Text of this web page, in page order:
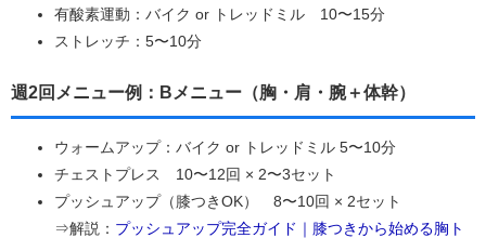
有酸素運動：バイク or トレッドミル 10〜15分
ストレッチ：5〜10分
週2回メニュー例：Bメニュー（胸・肩・腕＋体幹）
ウォームアップ：バイク or トレッドミル 5〜10分
チェストプレス 10〜12回 × 2〜3セット
プッシュアップ（膝つきOK） 8〜10回 × 2セット
⇒解説： プッシュアップ完全ガイド｜膝つきから始める胸ト